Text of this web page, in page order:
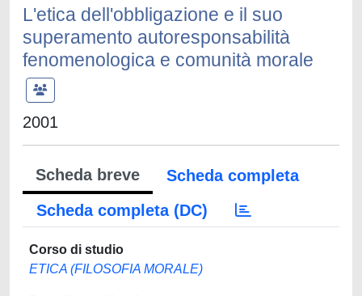
L'etica dell'obbligazione e il suo
superamento autoresponsabilità
fenomenologica e comunità morale
2001
Scheda breve
Scheda completa
Scheda completa (DC)
Corso di studio
ETICA (FILOSOFIA MORALE)